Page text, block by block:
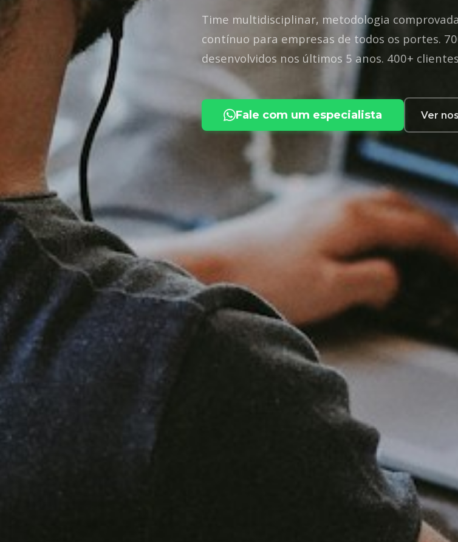
Time multidisciplinar, metodologia
contínuo para empresas de todos os portes.
desenvolvidos nos últimos 5 anos. 400+
Fale com um especialista Ver